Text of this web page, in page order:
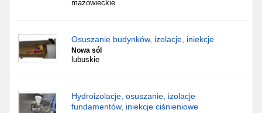
mazowieckie
Osuszanie budynków, izolacje, iniekcje
Nowa sól
lubuskie
Hydroizolacje, osuszanie, izolacje
fundamentów, iniekcje ciśnieniowe